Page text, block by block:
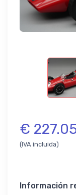
€
(IVA incluida)
Información